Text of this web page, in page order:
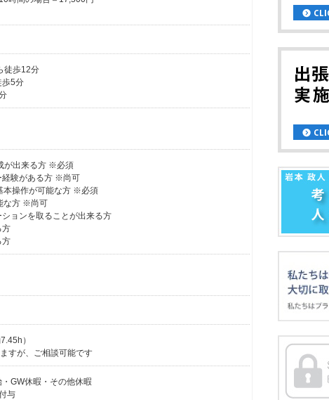
徒歩12分
歩5分
が出来る方 ※必須
験がある方 ※尚可
操作が可能な方 ※必須
な方 ※尚可
ョンを取ることが出来る方
方
方
）
すが、ご相談可能です
GW休暇・その他休暇
与